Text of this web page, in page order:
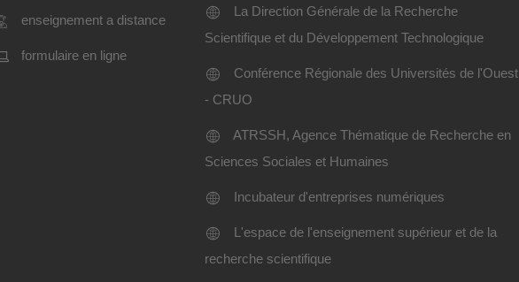
enseignement a distance
formulaire en ligne
La Direction Générale de la Recherche
Scientifique et du Développement Technologique
Conférence Régionale des Universités de l'Ouest
- CRUO
ATRSSH, Agence Thématique de Recherche en
Sciences Sociales et Humaines
Incubateur d'entreprises numériques
L'espace de l'enseignement supérieur et de la
recherche scientifique